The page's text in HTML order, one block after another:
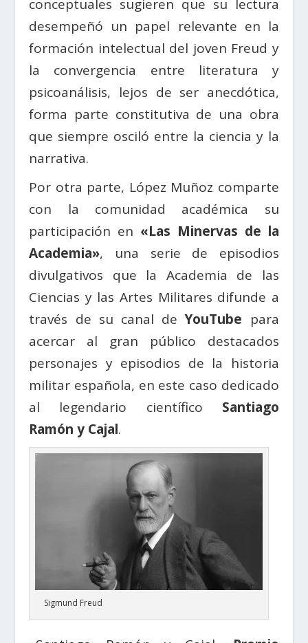
conceptuales sugieren que su lectura
desempeñó un papel relevante en la
formación intelectual del joven Freud y
la convergencia entre literatura y
psicoanálisis, lejos de ser anecdótica,
forma parte constitutiva de una obra
que siempre osciló entre la ciencia y la
narrativa.
Por otra parte, López Muñoz comparte
con la comunidad académica su
participación en «Las Minervas de la
Academia», una serie de episodios
divulgativos que la Academia de las
Ciencias y las Artes Militares difunde a
través de su canal deYouTube para
acercar al gran público destacados
personajes y episodios de la historia
militar española, en este caso dedicado
al legendario científico Santiago
Ramón y Cajal.
Sigmund Freud